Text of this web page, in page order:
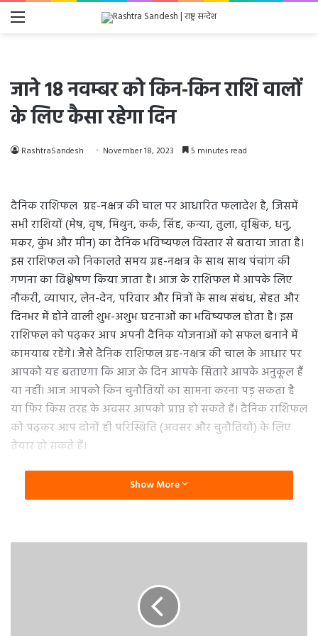
Menu
जाने 18 नवम्बर को किन-किन राशि वालों
के लिए कैसा रहेगा दिन
RashtraSandesh November 18, 2023 5 minutes read
दैनिक राशिफल ग्रह-नक्षत्र की चाल पर आधारित फलादेश है, जिसमें
सभी राशियों (मेष, वृष, मिथुन, कर्क, सिंह, कन्या, तुला, वृश्चिक, धनु,
मकर, कुंभ और मीन) का दैनिक भविष्यफल विस्तार से बताया जाता है।
इस राशिफल को निकालते समय ग्रह-नक्षत्र के साथ साथ पंचांग की
गणना का विश्लेषण किया जाता है। आज के राशिफल में आपके लिए
नौकरी, व्यापार, लेन-देन, परिवार और मित्रों के साथ संबंध, सेहत और
दिनभर में होने वाली शुभ-अशुभ घटनाओं का भविष्यफल होता है। इस
राशिफल को पढ़कर आप अपनी दैनिक योजनाओं को सफल बनाने में
कामयाब रहेंगे। जैसे दैनिक राशिफल ग्रह-नक्षत्र की चाल के आधार पर
आपको यह बताएगा कि आज के दिन आपके सितारे आपके अनुकूल हैं
या नहीं। आज आपको किन चुनौतियों का सामना करना पड़ सकता है
या फिर किस तरह के अवसर आपको प्राप्त हो सकते हैं। दैनिक राशिफल
को पढ़कर आप दोनों ही परिस्थिति (अवसर और चुनौतियों) के लिए
तैयार हो सकते हैं।
आज का दिन आपके लिए उत्तम रूप से फलदायक रहने वाला है।
जिम्मेदारी ली थी तो आप उसे समय से पूरा करेंगे जिससे आपके माता-
काम के पूरा न होने से लंबे समय से परेशान चल रहे थे तो आज आपका
वह काम भी पूरा हो सकता है। आपको अपने विरोधियों से अपने मन ही
बात को करने से बचाना होगा नहीं तो वह बाद में उसका फायदा उठा
Show More